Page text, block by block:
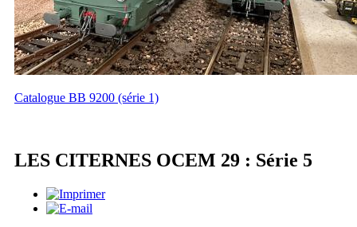
Catalogue BB 9200 (série 1)
LES CITERNES OCEM 29 : Série 5